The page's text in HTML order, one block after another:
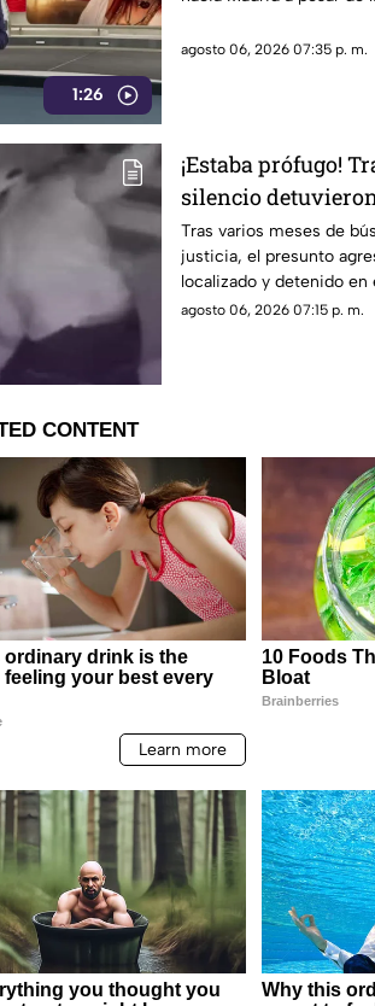
1:26
agosto 06, 2026 07:35 p. m.
¡Estaba prófugo!
silencio
de Paula
Tras varios meses de
justicia, el presunto
localizado y detenido en
agosto 06, 2026 07:15 p. m.